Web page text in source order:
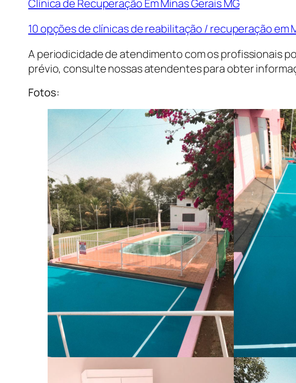
Clínica de Recuperação Em Minas Gerais MG
10 opções de clínicas de reabilitação / recuperação em
A periodicidade de atendimento com os profissionais
prévio, consulte nossas atendentes para obter
Fotos: